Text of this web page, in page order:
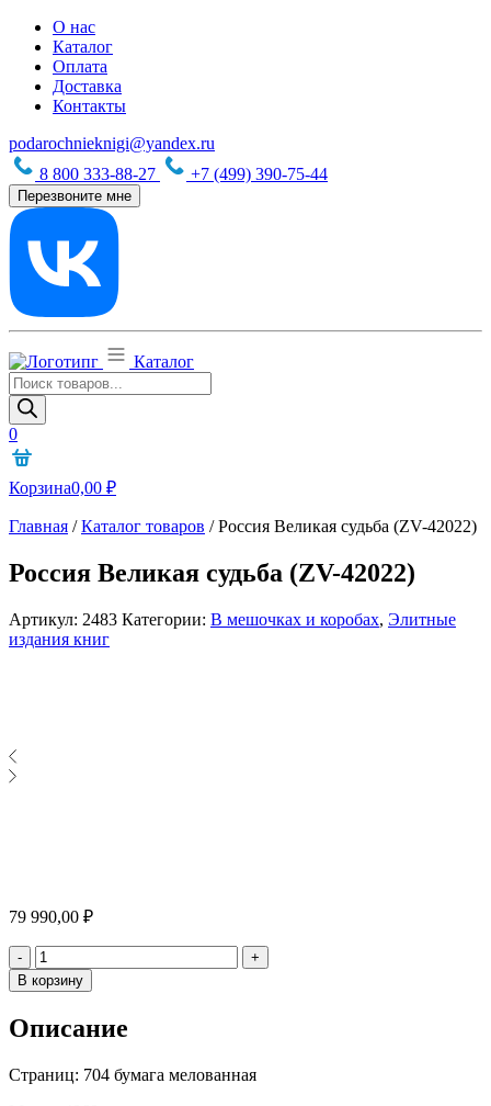
О нас
Каталог
Оплата
Доставка
Контакты
podarochnieknigi@yandex.ru
8 800 333-88-27
+7 (499) 390-75-44
Перезвоните мне
Каталог
Поиск
товаров
0
Корзина0,00 ₽
Главная /Каталог товаров /Россия Великая судьба (ZV-42022)
Россия Великая судьба (ZV-42022)
Артикул: 2483 Категории: В мешочках и коробах, Элитные
издания книг
79 990,00 ₽
- Количество
+
В корзину
Описание
Страниц: 704 бумага мелованная